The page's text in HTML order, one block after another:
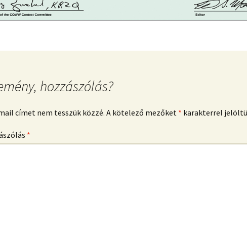
hozzászólás?
címet nem tesszük közzé. A kötelező mezőket * karakterrel
*